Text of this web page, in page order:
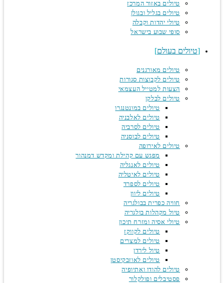
טיולים באזור המרכז
טיולים בגליל ובגולן
טיולי יהדות וקבלה
סופי שבוע בישראל
טיולים בעולם
טיולים מאורגנים
טיולים לקבוצות סגורות
הצעות למטייל העצמאי
טיולים לבלקן
טיולים במונטנגרו
טיולים לאלבניה
טיולים לסרביה
טיולים לבוסניה
טיולים לאירופה
מפגש עם קהילת ומקדש דמנהור
טיולים לאנגליה
טיולים לאיטליה
טיולים לספרד
טיולים ליוון
חוויה כפרית בבולגריה
טיול מקהלות בולגריה
טיולי אסיה ומזרח תיכון
טיולים לקווקז
טיולים למצרים
טיול לירדן
טיולים לאוזבקיסטן
טיולים להודו ואתיופיה
פסטיבלים ופולקלור